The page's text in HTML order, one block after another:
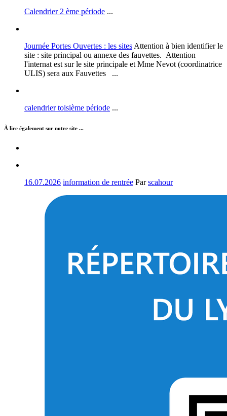
Calendrier 2 ème période ...
Journée Portes Ouvertes : les sites Attention à bien identifier le
site : site principal ou annexe des fauvettes. Attention
l'internat est sur le site principale et Mme Nevot (coordinatrice
ULIS) sera aux Fauvettes ...
calendrier toisième période ...
À lire également sur notre site ...
16.07.2026 information de rentrée Parscahour